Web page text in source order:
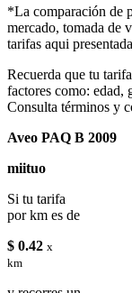
*La comparación de
mercado, tomada de
tarifas aqui
Recuerda que tu
factores como: edad,
Consulta términos y
Aveo PAQ B 2009
miituo
Si tu tarifa
por km es de
$ 0.42 x
km